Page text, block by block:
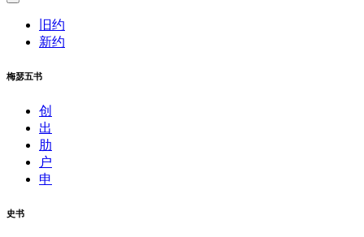
旧约
新约
梅瑟五书
创
出
肋
户
申
史书